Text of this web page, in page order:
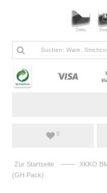
0
Zur Startseite ——
XKKO
(GH Pack)